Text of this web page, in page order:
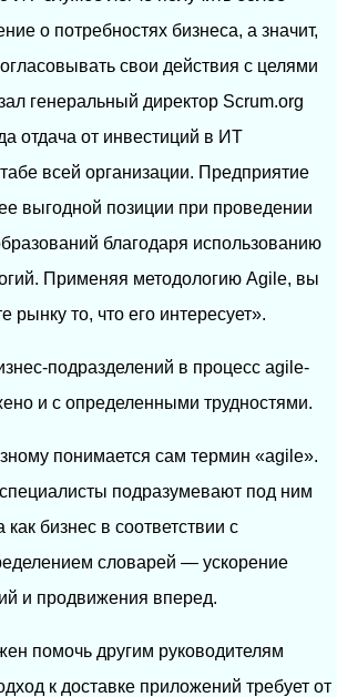
о потребностях бизнеса, а значит,
свои действия с целями
генеральный директор Scrum.org
отдача от инвестиций в ИТ
всей организации. Предприятие
выгодной позиции при проведении
благодаря использованию
Применяя методологию Agile, вы
рынку то, что его интересует».
подразделений в процесс agile-
и с определенными трудностями.
понимается сам термин «agile».
подразумевают под ним
как бизнес в соответствии с
словарей — ускорение
и продвижения вперед.
помочь другим руководителям
к доставке приложений требует от